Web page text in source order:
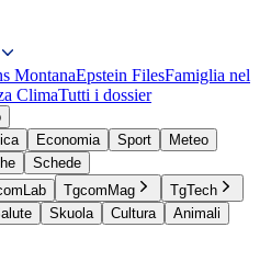
MontanaEpstein FilesFamiglia nel
ClimaTutti i dossier
Economia Sport
Meteo
Schede
TgcomMag
TgTech
Skuola Cultura
Animali